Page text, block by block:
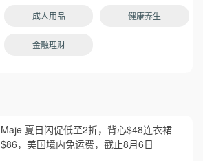
成人用品 健康养生
金融理财
Maje 夏日闪促低至2折，背心$48连衣裙
$86，美国境内免运费，截止8月6日